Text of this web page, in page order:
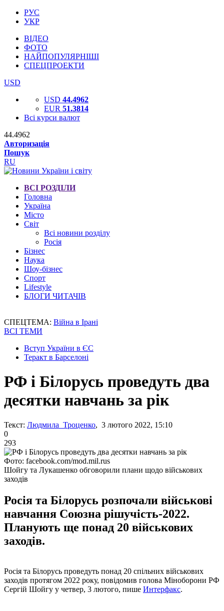
РУС
УКР
ВІДЕО
ФОТО
НАЙПОПУЛЯРНІШІ
СПЕЦПРОЕКТИ
USD
USD 44.4962
EUR 51.3814
Всі курси валют
44.4962
Авторизація
Пошук
RU
ВСІ РОЗДІЛИ
Головна
Україна
Місто
Світ
Всі новини розділу
Росія
Бізнес
Наука
Шоу-бізнес
Спорт
Lifestyle
БЛОГИ ЧИТАЧІВ
СПЕЦТЕМА: Війна в Ірані
ВСІ ТЕМИ
Вступ України в ЄС
Теракт в Барселоні
РФ і Білорусь проведуть два
десятки навчань за рік
Текст: Людмила Троценко, 3 лютого 2022, 15:10
0
293
Фото: facebook.com/mod.mil.rus
Шойгу та Лукашенко обговорили плани щодо військових
заходів
Росія та Білорусь розпочали військові
навчання Союзна рішучість-2022.
Планують ще понад 20 військових
заходів.
Росія та Білорусь проведуть понад 20 спільних військових
заходів протягом 2022 року, повідомив голова Міноборони РФ
Сергій Шойгу у четвер, 3 лютого, пише Интерфакс.